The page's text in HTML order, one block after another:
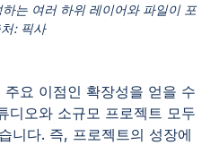
는 여러 하위 레이어와 파일이 포
: 픽사
요 이점인 확장성을 얻을 수
디오와 소규모 프로젝트 모두
니다. 즉, 프로젝트의 성장에